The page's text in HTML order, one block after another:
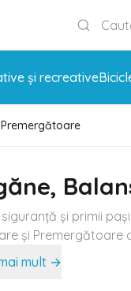
și recreative
și primii
și Premergătoare
mult →